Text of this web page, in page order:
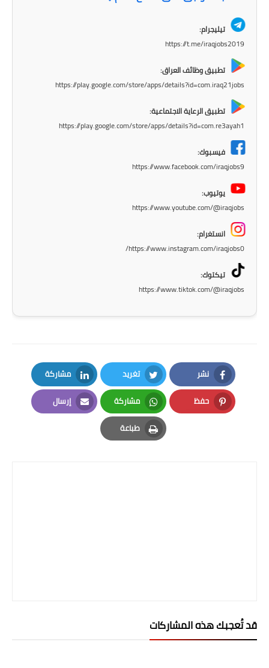
اخبار وقرارات وزارة التعليم
العطل
تيليجرام:
https://t.me/iraqjobs2019
تطبيق وظائف العراق:
https://play.google.com/store/apps/details?id=com.iraq21jobs
تطبيق الرعاية الاجتماعية:
https://play.google.com/store/apps/details?id=com.re3ayah1
فيسبوك:
https://www.facebook.com/iraqjobs9
يوتيوب:
https://www.youtube.com/@iraqjobs
انستغرام:
https://www.instagram.com/iraqjobs0/
تيكتوك:
https://www.tiktok.com/@iraqjobs
نشر
Facebook
تغريد
Twitter
مشاركة
LinkedIn
حفظ
Pinterest
مشاركة
Whatsapp
إرسال
Email
طباعة
Print
قد تُعجبك هذه المشاركات